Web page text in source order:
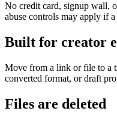
No credit card, signup wall,
abuse controls may apply if
Built for creator
Move from a link or file to a
converted format, or draft
Files are deleted